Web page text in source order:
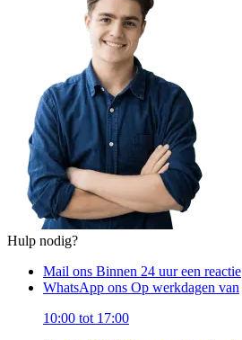
Hulp nodig?
Mail ons Binnen 24 uur een reactie
WhatsApp ons Op werkdagen van
10:00 tot 17:00